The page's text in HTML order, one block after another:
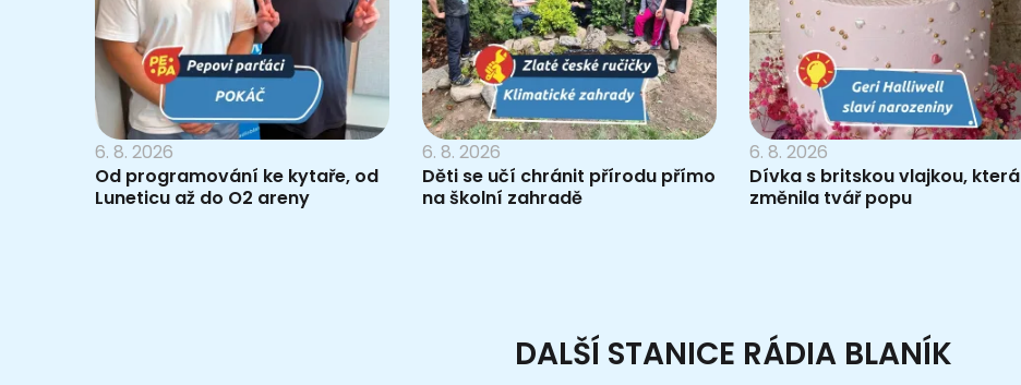
6. 8. 2026
Od programování ke kytaře, od
Luneticu až do O2 areny
6. 8. 2026
Děti se učí chránit přírodu přímo
na školní zahradě
6. 8. 2026
Dívka s britskou vlajkou, která
změnila tvář popu
DALŠÍ STANICE RÁDIA BLANÍK